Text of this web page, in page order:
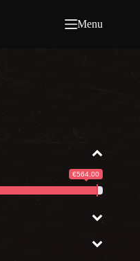
Menu
€564,00